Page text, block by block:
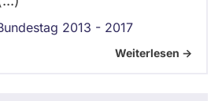
2013 - 2017
Weiterlesen ->